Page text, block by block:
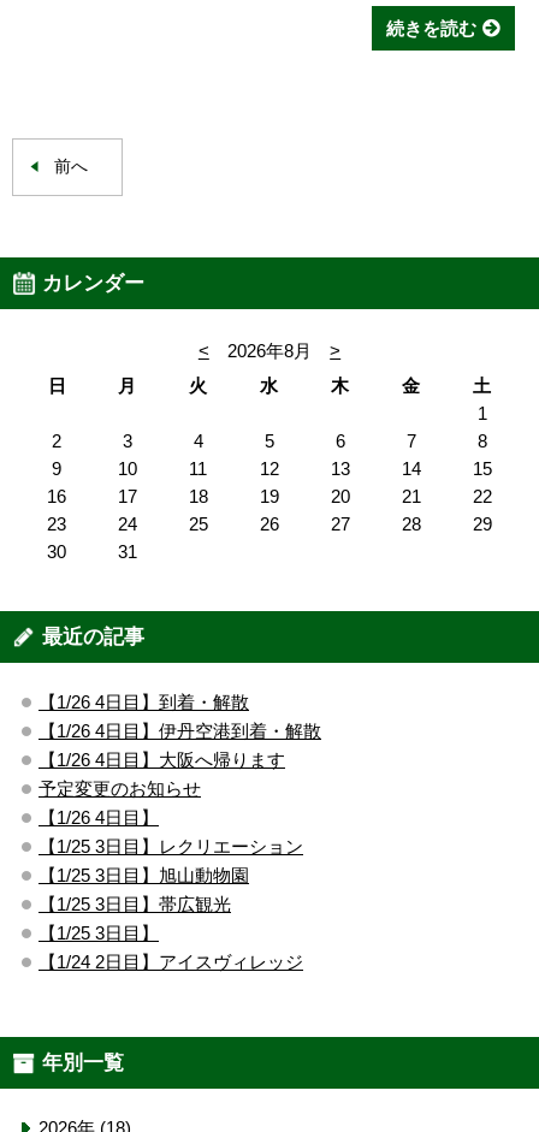
続きを読む
前へ
カレンダー
< 2026年8月
>
日
月 火 水 木 金
土
1
2
3 4 5 6 7
8
9
10 11 12 13 14
15
16
17 18 19 20 21
22
23
24 25 26 27 28
29
30
31
最近の記事
【1/26 4日目】到着・解散
【1/26 4日目】伊丹空港到着・解散
【1/26 4日目】大阪へ帰ります
予定変更のお知らせ
【1/26 4日目】
【1/25 3日目】レクリエーション
【1/25 3日目】旭山動物園
【1/25 3日目】帯広観光
【1/25 3日目】
【1/24 2日目】アイスヴィレッジ
年別一覧